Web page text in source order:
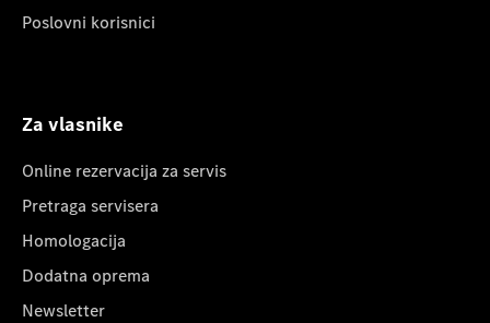
Poslovni korisnici
Za vlasnike
Online rezervacija za servis
Pretraga servisera
Homologacija
Dodatna oprema
Newsletter